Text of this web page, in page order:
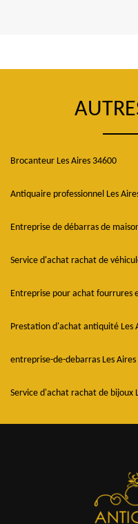
Brocanteur Les Aires 34600
Antiquaire professionnel Les
Entreprise de débarras de
Service d'achat rachat de
Entreprise pour achat fourrures
Prestation d'achat antiquité Les
entreprise-de-debarras Les Aires
Service d'achat rachat de bijoux